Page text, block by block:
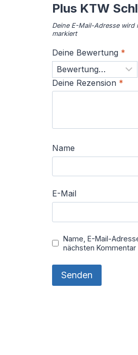
Plus KTW
Deine E-Mail-Adresse
markiert
Deine Bewertung *
Deine Rezension *
Name
E-Mail
Name, E-Mail-
nächsten Kommentar